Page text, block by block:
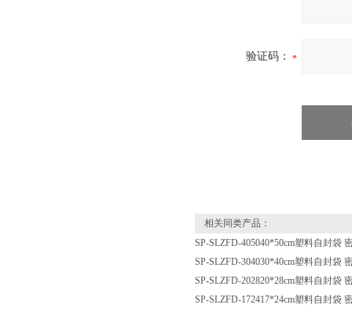
验证码：
相关同类产品：
SP-SLZFD-405040*50cm塑料自封袋
SP-SLZFD-304030*40cm塑料自封袋
SP-SLZFD-202820*28cm塑料自封袋
SP-SLZFD-172417*24cm塑料自封袋